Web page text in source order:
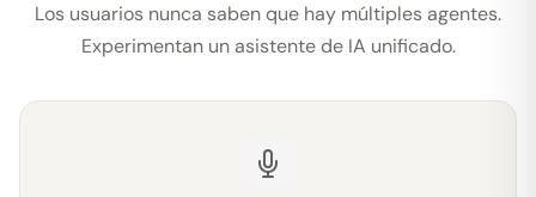
Los usuarios nunca saben que hay múltiples agentes.
Experimentan un asistente de IA unificado.